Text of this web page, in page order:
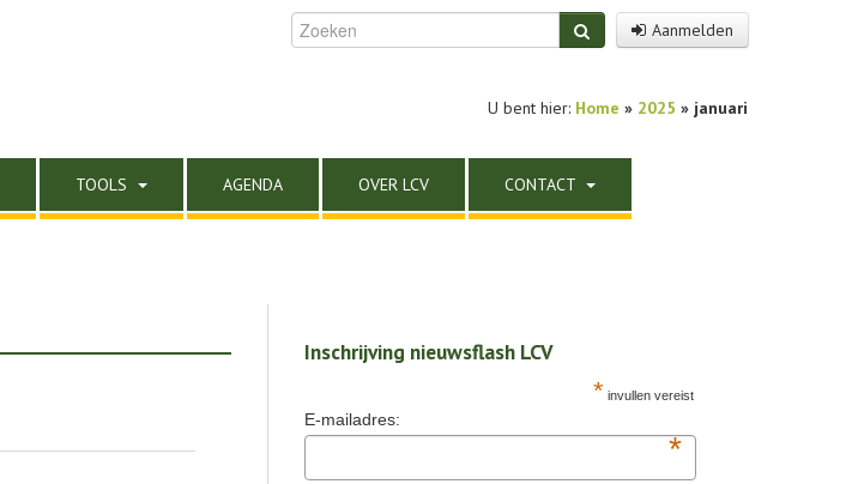
Aanmelden
U bent hier: Home » 2025 » januari
TOOLS AGENDA OVER LCV CONTACT
Inschrijving nieuwsflash LCV
* invullen vereist
E-mailadres:
*